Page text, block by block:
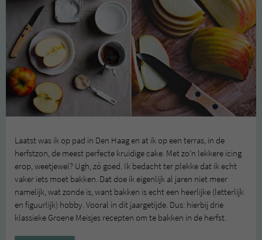
Laatst was ik op pad in Den Haag en at ik op een terras, in de
herfstzon, de meest perfecte kruidige cake. Met zo’n lekkere icing
erop, weetjewel? Ugh, zó goed. Ik bedacht ter plekke dat ik echt
vaker iets moet bakken. Dat doe ik eigenlijk al jaren niet meer
namelijk, wat zonde is, want bakken is echt een heerlijke (letterlijk
en figuurlijk) hobby. Vooral in dit jaargetijde. Dus: hierbij drie
klassieke Groene Meisjes recepten om te bakken in de herfst.